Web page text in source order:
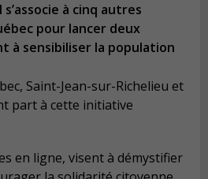
à cinq autres
pour lancer deux
à sensibiliser la population
Saint-Jean-sur-Richelieu et
part à cette initiative
en ligne, visent à démystifier